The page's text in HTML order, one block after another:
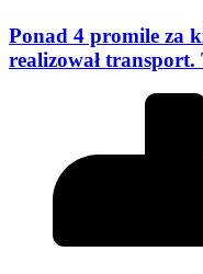
Ponad 4 promile za
realizował transport.